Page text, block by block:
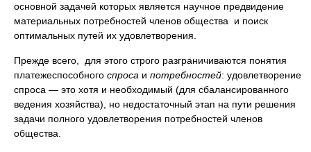
основной задачей которых является научное предвидение
материальных потребностей членов общества и поиск
оптимальных путей их удовлетворения.
Прежде всего, для этого строго разграничиваются понятия
платежеспособного спроса и потребностей: удовлетворение
спроса — это хотя и необходимый (для сбалансированного
ведения хозяйства), но недостаточный этап на пути решения
задачи полного удовлетворения потребностей членов
общества.